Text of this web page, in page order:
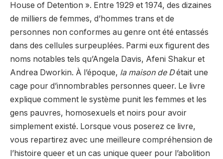
House of Detention ». Entre 1929 et 1974, des dizaines
de milliers de femmes, d’hommes trans et de
personnes non conformes au genre ont été entassés
dans des cellules surpeuplées. Parmi eux figurent des
noms notables tels qu’Angela Davis, Afeni Shakur et
Andrea Dworkin. À l’époque, la maison de Détait une
cage pour d’innombrables personnes queer. Le livre
explique comment le système punit les femmes et les
gens pauvres, homosexuels et noirs pour avoir
simplement existé. Lorsque vous poserez ce livre,
vous repartirez avec une meilleure compréhension de
l’histoire queer et un cas unique queer pour l’abolition